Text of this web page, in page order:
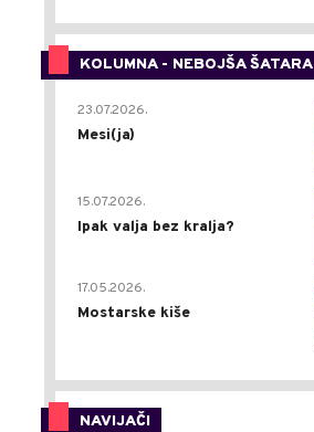
KOLUMNA - NEBOJŠA ŠATARA
23.07.2026.
Mesi(ja)
15.07.2026.
Ipak valja bez kralja?
17.05.2026.
Mostarske kiše
NAVIJAČI